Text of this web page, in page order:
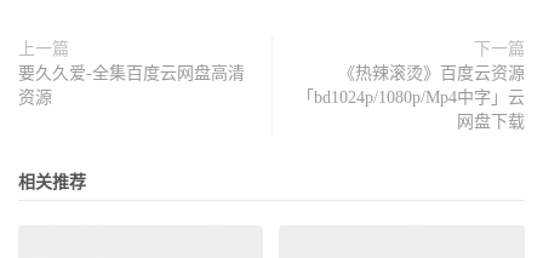
上一篇
要久久爱-全集百度云网盘高清
资源
下一篇
《热辣滚烫》百度云资源
「bd1024p/1080p/Mp4中字」云
网盘下载
相关推荐